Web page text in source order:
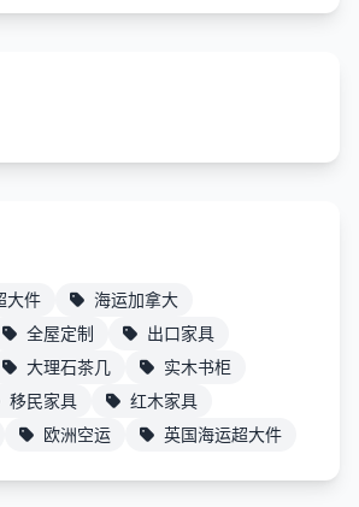
大件
海运加拿大
全屋定制
出口家具
大理石茶几
实木书柜
移民家具
红木家具
欧洲空运 英国海运超大件